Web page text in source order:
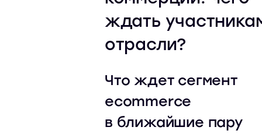
ждать
отрасли?
Что ждет сегмент
ecommerce
в ближайшие пару